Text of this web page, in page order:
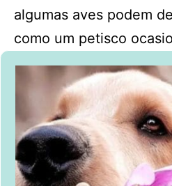
algumas aves podem
como um petisco